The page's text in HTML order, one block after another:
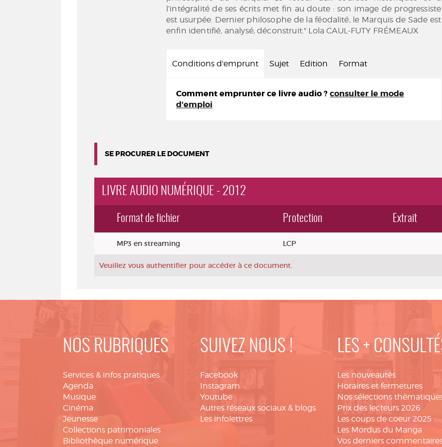
l’intégralité de ses écrits met fin au doute : son image de progressiste
est usurpée. Dernier philosophe de la féodalité, le Marquis de Sade est
enfin identifié, analysé, déconstruit." Lola CAUL-FUTY FRÉMEAUX
Conditions d'emprunt Sujet Edition Format
Comment emprunter ce livre audio ? consulter le mode
d'emploi
SE PROCURER LE DOCUMENT
LIVRE AUDIO NUMÉRIQUE - 2012
Exemplaires
Format de fichier Protection Extrait
MP3 en streaming LCP
Veuillez vous authentifier pour accéder à ce document.
NOS RUBRIQUES
Services & infos pratiques
Agenda
Musique
Cinéma
Jeunesse
Collections patrimoniales
Bibliothèque numérique
SUIVEZ NOUS !
Facebook
Instagram
Youtube
Autres réseaux sociaux & blogs
Les infolettres
LES +
Les nouveautés
Horaires et fermetures
Nos sélections
Prix des lecteurs 2026
Les coups de coeur 2025
Les Mordus du Manga
Vos derniers